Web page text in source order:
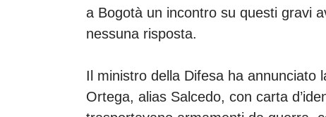
a Bogotà un incontro su questi gravi
nessuna risposta.
Il ministro della Difesa ha annunciato
Ortega, alias Salcedo, con carta